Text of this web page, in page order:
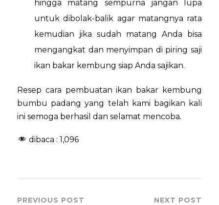
hingga matang sempurna jangan lupa
untuk dibolak-balik agar matangnya rata
kemudian jika sudah matang Anda bisa
mengangkat dan menyimpan di piring saji
ikan bakar kembung siap Anda sajikan.
Resep cara pembuatan ikan bakar kembung
bumbu padang yang telah kami bagikan kali
ini semoga berhasil dan selamat mencoba.
dibaca : 1,096
PREVIOUS POST NEXT POST